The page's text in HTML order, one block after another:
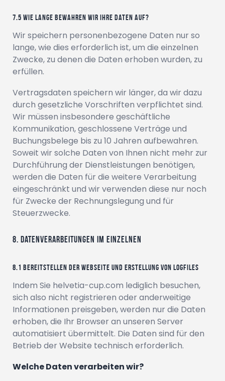
Wie lange bewahren wir Ihre Daten auf?
Wir speichern personenbezogene Daten nur so
lange, wie dies erforderlich ist, um die einzelnen
Zwecke, zu denen die Daten erhoben wurden, zu
erfüllen.
Vertragsdaten speichern wir länger, da wir dazu
durch gesetzliche Vorschriften verpflichtet sind.
Wir müssen insbesondere geschäftliche
Kommunikation, geschlossene Verträge und
Buchungsbelege bis zu 10 Jahren aufbewahren.
Soweit wir solche Daten von Ihnen nicht mehr zur
Durchführung der Dienstleistungen benötigen,
werden die Daten für die weitere Verarbeitung
eingeschränkt und wir verwenden diese nur noch
für Zwecke der Rechnungslegung und für
Steuerzwecke.
Datenverarbeitungen im Einzelnen
Bereitstellen der Webseite und Erstellung von Logfiles
Indem Sie helvetia-cup.com lediglich besuchen,
sich also nicht registrieren oder anderweitige
Informationen preisgeben, werden nur die Daten
erhoben, die Ihr Browser an unseren Server
automatisiert übermittelt. Die Daten sind für den
Betrieb der Website technisch erforderlich.
Welche Daten verarbeiten wir?